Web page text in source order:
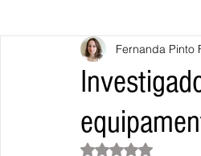
Vila Nova de
Terras de Bouro Póvoa de
Fernanda Pinto
Avaliado com